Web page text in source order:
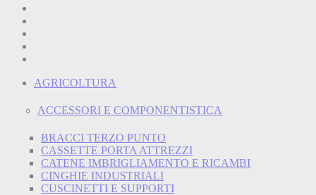
AGRICOLTURA
ACCESSORI E COMPONENTISTICA
BRACCI TERZO PUNTO
CASSETTE PORTA ATTREZZI
CATENE IMBRIGLIAMENTO E RICAMBI
CINGHIE INDUSTRIALI
CUSCINETTI E SUPPORTI